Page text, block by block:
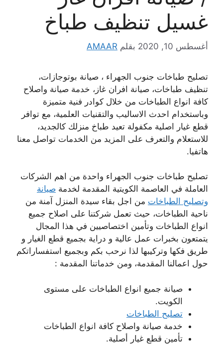
غسيل تنظيف طباخ
أغسطس 10, 2020 بقلم AMAAR
تصليح طباخات جنوب الجهراء ، صيانة بوتوجازات،
تنظيف طباخات، صيانة افران غاز، خدمة صيانة واصلاح
كافة انواع الطباخات من خلال كوادر فنية متميزة
وباستخدام احدث الاساليب والتقنيات العلمية، مع توافر
قطع غيار اصلية مكفولة تعيد طباخ منزلك كالجديد،
للاستعلام والتعرف على المزيد من الخدمات تواصل معنا
هاتفيا.
تصليح طباخات جنوب الجهراء واحدة من اهم الشركات
العاملة في العاصمة الكويتية المقدمة لخدمة صيانة
وتصليح الطباخات من اجل بقاء سيدة المنزل آمنة من
ناحية الطباخات، حيث تعمل شركتنا على اصلاح جميع
انواع الطباخات وتأمين اختصاصيين في هذا المجال
يتمتعون بخبرات عمل عالية و دراية بجميع قطع الغيار و
طريق فكها وتركيبها لذا نرحب بكم وبجميع استفساراتكم
حول اعمالنا المقدمة، ومن خدماتنا المقدمة :
صيانة جميع انواع الطباخات على مستوى
الكويت.
تصليح الطباخات
خدمة صيانة واصلاح كافة انواع الطباخات
تأمين قطع غيار أصلية.